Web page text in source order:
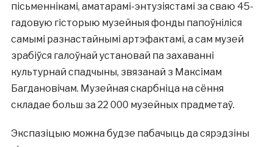
пісьменнікамі, аматарамі-энтузіястамі за сваю 45-
гадовую гісторыю музейныя фонды папоўніліся
самымі разнастайнымі артэфактамі, а сам музей
зрабіўся галоўнай установай па захаванні
культурнай спадчыны, звязанай з Максімам
Багдановічам. Музейная скарбніца на сёння
складае больш за 22 000 музейных прадметаў.
Экспазіцыю можна будзе пабачыць да сярэдзіны